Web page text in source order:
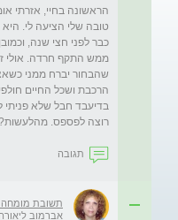
הראשונה בחיי, אזרתי
טובה שלי הציעה לי.
כבר לפני חצי שנה,
ממש התקף חרדה. אולי
שהבחור יברח ממני
הרכבת ושכל החיים
בדיעבד חבל שלא פניתי
רוצה לפספס.
תגובה
תשובת
אברמוב ליאורה